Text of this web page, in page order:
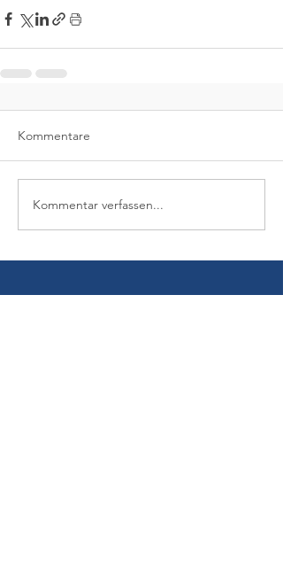
Kommentare
Kommentar verfassen...